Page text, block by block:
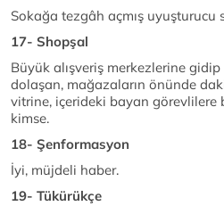
Sokağa tezgâh açmış uyuşturucu
17- Shopşal
Büyük alışveriş merkezlerine
dolaşan, mağazaların önünde
vitrine, içerideki bayan görevlilere
kimse.
18- Şenformasyon
İyi, müjdeli haber.
19- Tükürükçe